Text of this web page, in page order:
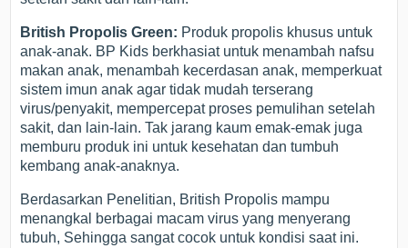
British Propolis Green: Produk propolis khusus untuk
anak-anak. BP Kids berkhasiat untuk menambah nafsu
makan anak, menambah kecerdasan anak, memperkuat
sistem imun anak agar tidak mudah terserang
virus/penyakit, mempercepat proses pemulihan setelah
sakit, dan lain-lain. Tak jarang kaum emak-emak juga
memburu produk ini untuk kesehatan dan tumbuh
kembang anak-anaknya.
Berdasarkan Penelitian, British Propolis mampu
menangkal berbagai macam virus yang menyerang
tubuh, Sehingga sangat cocok untuk kondisi saat ini.